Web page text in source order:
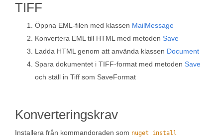
TIFF
Öppna EML-filen med klassen MailMessage
Konvertera EML till HTML med metoden Save
Ladda HTML genom att använda klassen Document
Spara dokumentet i TIFF-format med metoden Save
och ställ in Tiff som SaveFormat
Konverteringskrav
Installera från kommandoraden som nuget install